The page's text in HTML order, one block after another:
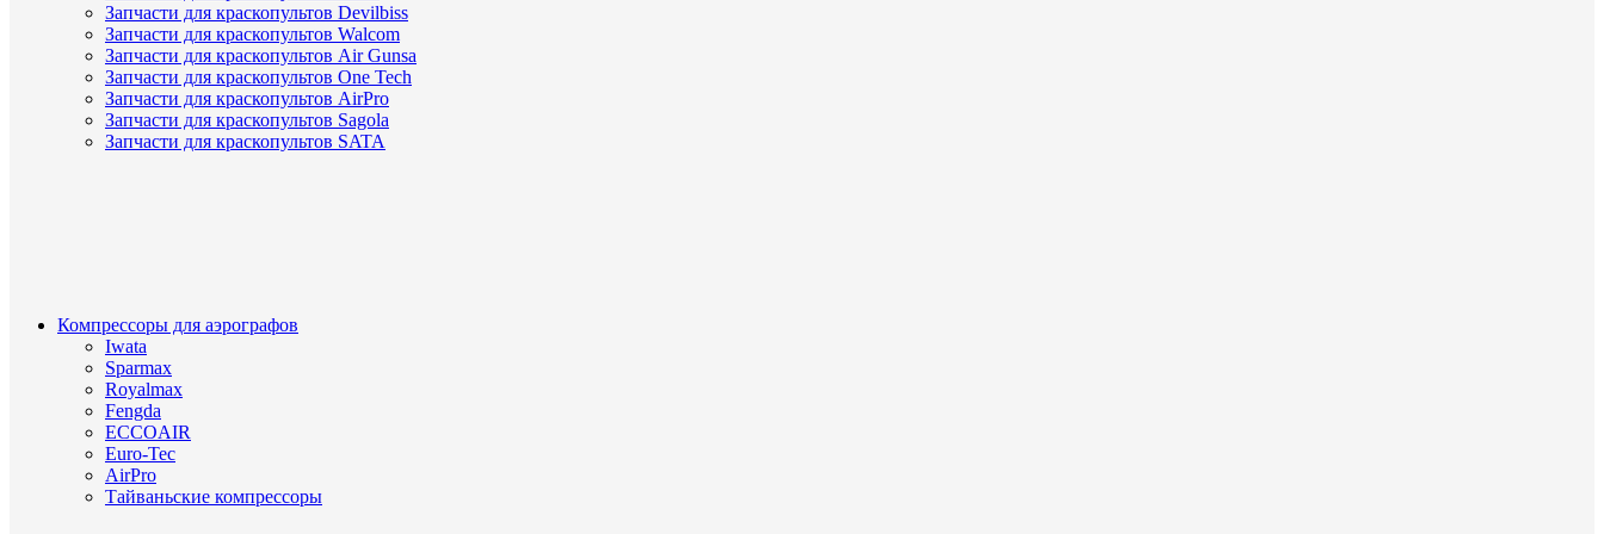
Запчасти для краскопультов Devilbiss
Запчасти для краскопультов Walcom
Запчасти для краскопультов Air Gunsa
Запчасти для краскопультов One Tech
Запчасти для краскопультов AirPro
Запчасти для краскопультов Sagola
Запчасти для краскопультов SATA
Компрессоры для аэрографов
Iwata
Sparmax
Royalmax
Fengda
ECCOAIR
Euro-Tec
AirPro
Тайваньские компрессоры